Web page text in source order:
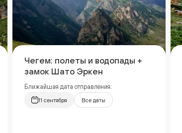
Чегем: полеты и водопады +
замок Шато Эркен
Ближайшая дата отправления:
11 сентября Все даты